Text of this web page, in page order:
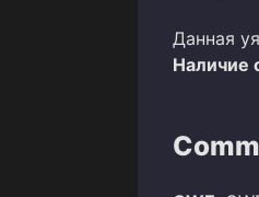
Данная
Наличие